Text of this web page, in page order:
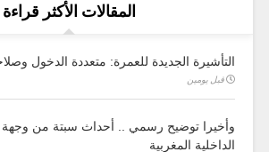
المقالات الأكثر قراءة
التأشيرة الجديدة للعمرة: متعددة الدخول
قبل يومين
وأخيرا توضيح رسمي .. أحداث سبتة من وجهة
الداخلية المغربية